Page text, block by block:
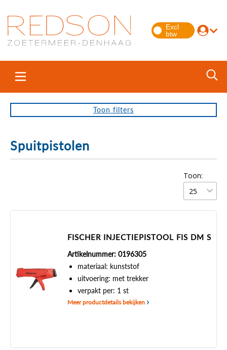
Toon filters
Spuitpistolen
Toon:
FISCHER INJECTIEPISTOOL FIS DM S
Artikelnummer: 0196305
materiaal: kunststof
uitvoering: met trekker
verpakt per: 1 st
Meer productdetails bekijken